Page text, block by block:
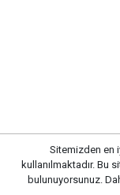
Sitemizden en
kullanılmaktadır. Bu
bulunuyorsunuz.